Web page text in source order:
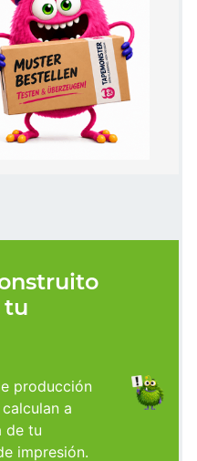
tu
producción
a
de tu
impresión.